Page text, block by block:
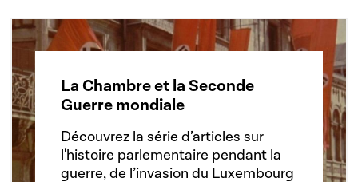
La Chambre et la Seconde
Guerre mondiale
Découvrez la série d’articles sur
l'histoire parlementaire pendant la
guerre, de l’invasion du Luxembourg